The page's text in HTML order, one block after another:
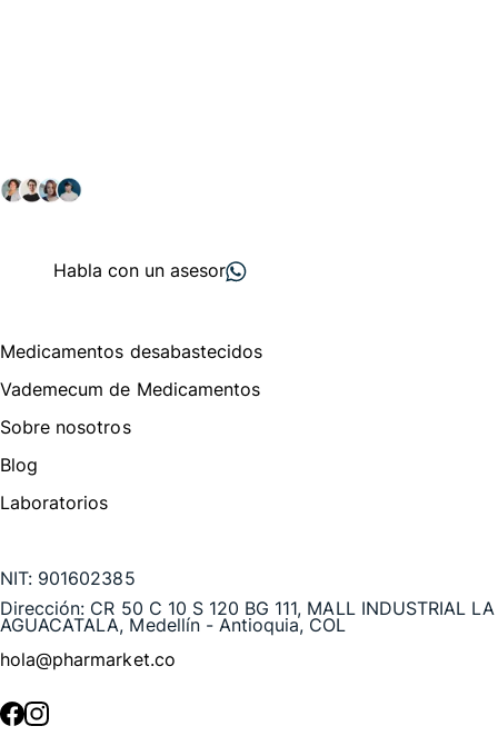
Habla con un asesor
Medicamentos desabastecidos
Vademecum de Medicamentos
Sobre nosotros
Blog
Laboratorios
NIT: 901602385
Dirección: CR 50 C 10 S 120 BG 111, MALL INDUSTRIAL LA
AGUACATALA, Medellín - Antioquia, COL
hola@pharmarket.co